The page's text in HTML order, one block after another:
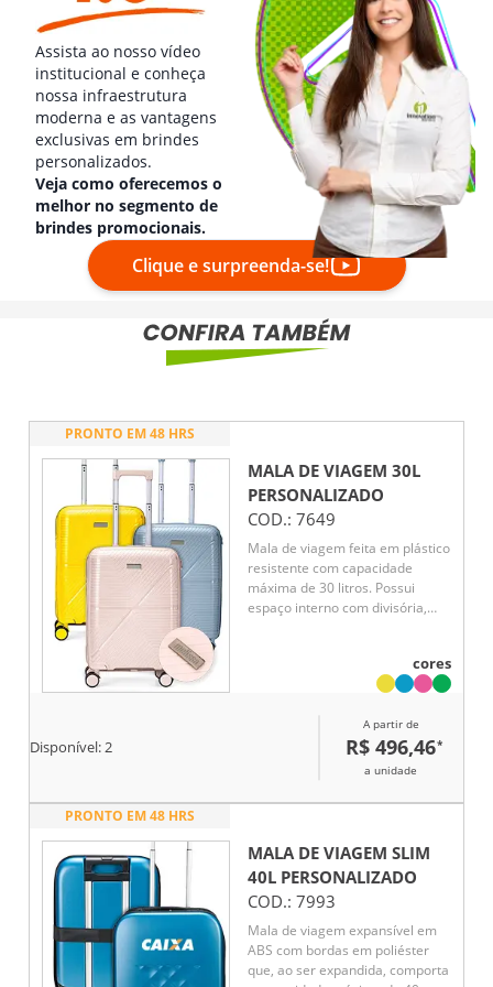
Assista ao nosso vídeo
institucional e conheça
nossa infraestrutura
moderna e as vantagens
exclusivas em brindes
personalizados.
Veja como oferecemos o
melhor no segmento de
brindes promocionais.
Clique e surpreenda-se!
PRONTO EM 48 HRS
MALA DE VIAGEM 30L
PERSONALIZADO
COD.: 7649
Mala de viagem feita em plástico
resistente com capacidade
máxima de 30 litros. Possui
espaço interno com divisória,
compressora para organização
de objetos. Conta ainda com alça
giro em 360º, puxador com
ajuste de nível e cadeado
numérico TSA. Acompanha placa
cores
Disponível:2
A partir de
R$ 496,46*
a unidade
PRONTO EM 48 HRS
MALA DE VIAGEM SLIM
40L PERSONALIZADO
COD.: 7993
Mala de viagem expansível em
ABS com bordas em poliéster
que, ao ser expandida, comporta